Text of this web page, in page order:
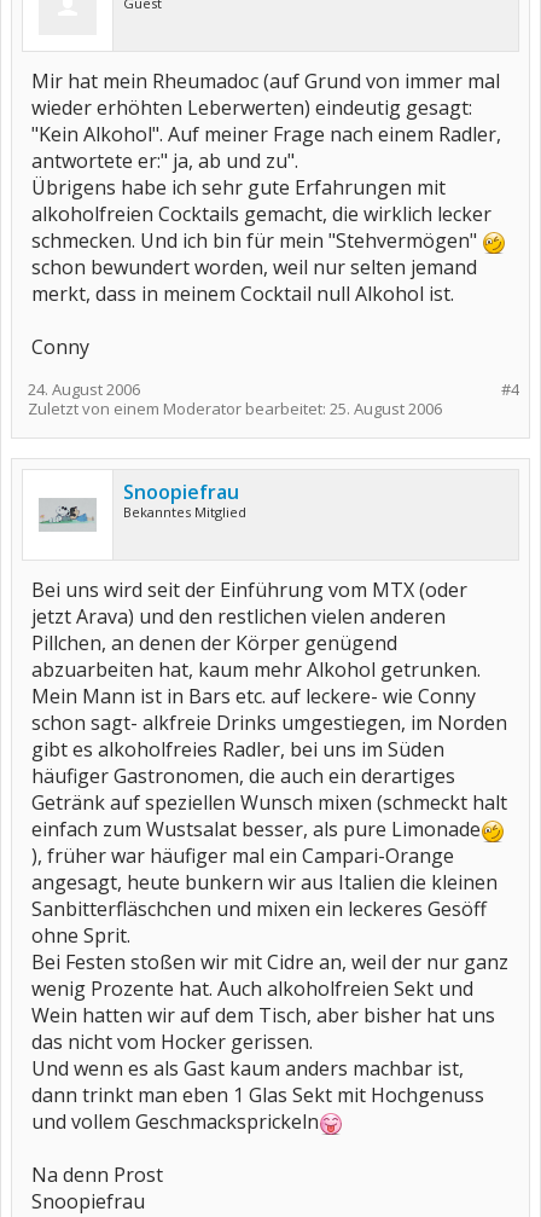
Mir hat mein Rheumadoc (auf Grund von immer mal
wieder erhöhten Leberwerten) eindeutig gesagt:
"Kein Alkohol". Auf meiner Frage nach einem Radler,
antwortete er:" ja, ab und zu".
Übrigens habe ich sehr gute Erfahrungen mit
alkoholfreien Cocktails gemacht, die wirklich lecker
schmecken. Und ich bin für mein "Stehvermögen"
schon bewundert worden, weil nur selten jemand
merkt, dass in meinem Cocktail null Alkohol ist.
Conny
#4
24. August 2006
Zuletzt von einem Moderator bearbeitet: 25. August 2006
Snoopiefrau
Bekanntes Mitglied
Bei uns wird seit der Einführung vom MTX (oder
jetzt Arava) und den restlichen vielen anderen
Pillchen, an denen der Körper genügend
abzuarbeiten hat, kaum mehr Alkohol getrunken.
Mein Mann ist in Bars etc. auf leckere- wie Conny
schon sagt- alkfreie Drinks umgestiegen, im Norden
gibt es alkoholfreies Radler, bei uns im Süden
häufiger Gastronomen, die auch ein derartiges
Getränk auf speziellen Wunsch mixen (schmeckt halt
einfach zum Wustsalat besser, als pure Limonade
), früher war häufiger mal ein Campari-Orange
angesagt, heute bunkern wir aus Italien die kleinen
Sanbitterfläschchen und mixen ein leckeres Gesöff
ohne Sprit.
Bei Festen stoßen wir mit Cidre an, weil der nur ganz
wenig Prozente hat. Auch alkoholfreien Sekt und
Wein hatten wir auf dem Tisch, aber bisher hat uns
das nicht vom Hocker gerissen.
Und wenn es als Gast kaum anders machbar ist,
dann trinkt man eben 1 Glas Sekt mit Hochgenuss
und vollem Geschmacksprickeln
Na denn Prost
Snoopiefrau